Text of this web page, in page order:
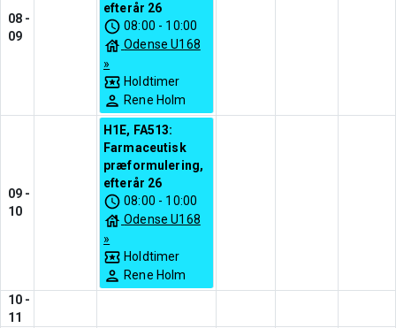
08 -
09
efterår 26
08:00 - 10:00
Odense U168
»
Holdtimer
Rene Holm
09 -
10
H1E, FA513:
Farmaceutisk
præformulering,
efterår 26
08:00 - 10:00
Odense U168
»
Holdtimer
Rene Holm
10 -
11